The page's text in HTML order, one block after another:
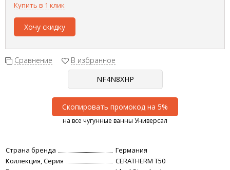
Купить в 1 клик
Хочу скидку
Сравнение В избранное
Скопировать промокод на 5%
на все чугунные ванны Универсал
Страна бренда
Германия
Коллекция, Серия
CERATHERM T50